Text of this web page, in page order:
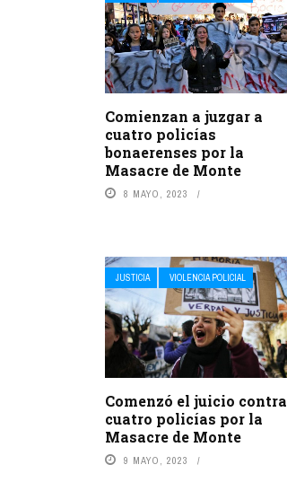
Comienzan a juzgar a
cuatro policías
bonaerenses por la
Masacre de Monte
8 MAYO, 2023
JUSTICIA VIOLENCIA POLICIAL
Comenzó el juicio contra
cuatro policías por la
Masacre de Monte
9 MAYO, 2023